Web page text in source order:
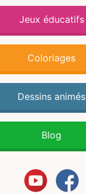
Jeux éducatifs
Coloriages
Dessins animés
Blog